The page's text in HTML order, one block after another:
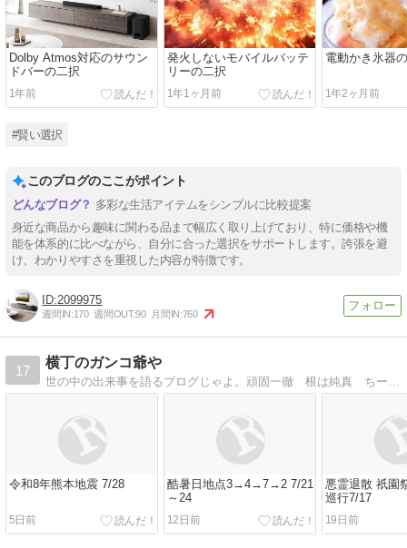
Dolby Atmos対応のサウン
ドバーの二択
1年前
発火しないモバイルバッテ
リーの二択
1年1ヶ月前
電動かき氷器
1年2ヶ月前
#賢い選択
このブログのここがポイント
多彩な生活アイテムをシンプルに比較提案
身近な商品から趣味に関わる品まで幅広く取り上げており、特に価格や機
能を体系的に比べながら、自分に合った選択をサポートします。誇張を避
け、わかりやすさを重視した内容が特徴です。
2099975
週間IN:170 週間OUT:90 月間IN:760
17
横丁のガンコ爺や
令和8年熊本地震 7/28
5日前
酷暑日地点3→4→7→2 7/21
～24
12日前
悪霊退散 祇園
巡行7/17
19日前